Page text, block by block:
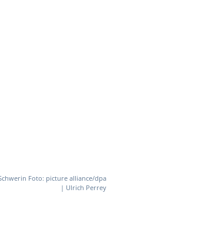
Foto: picture alliance/dpa
| Ulrich Perrey